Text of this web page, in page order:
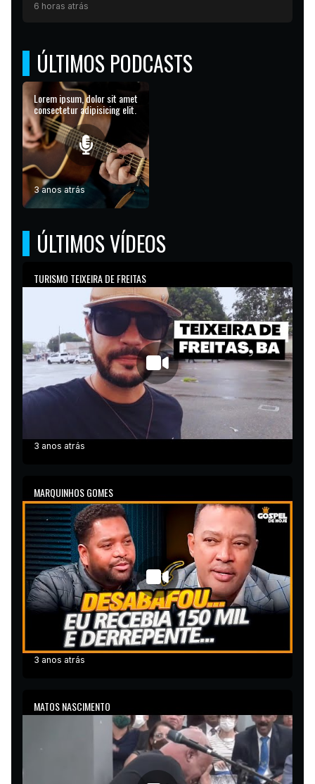
6 horas atrás
ÚLTIMOS PODCASTS
Lorem ipsum, dolor sit amet
consectetur adipisicing elit.
3 anos atrás
ÚLTIMOS VÍDEOS
TURISMO TEIXEIRA DE FREITAS
3 anos atrás
MARQUINHOS GOMES
3 anos atrás
MATOS NASCIMENTO